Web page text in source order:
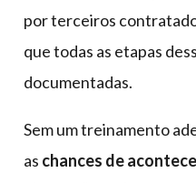
por terceiros
que todas as etapas
documentadas.
Sem um treinamento
as chances de